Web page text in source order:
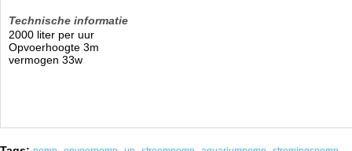
Technische informatie
2000 liter per uur
Opvoerhoogte 3m
vermogen 33w